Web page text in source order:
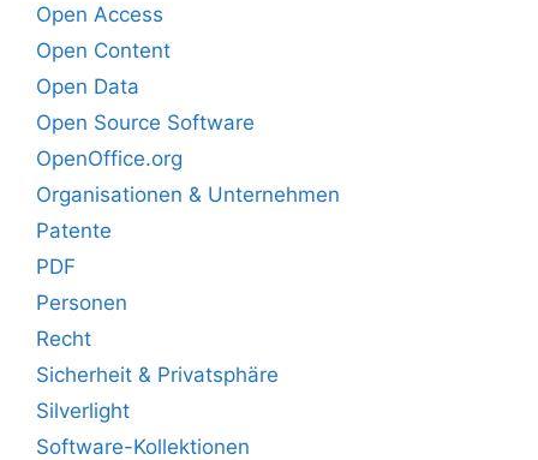
Open Access
Open Content
Open Data
Open Source Software
OpenOffice.org
Organisationen & Unternehmen
Patente
PDF
Personen
Recht
Sicherheit & Privatsphäre
Silverlight
Software-Kollektionen